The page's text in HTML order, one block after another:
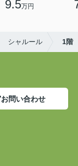
9.5万円
シャルール 1階
お問い合わせ